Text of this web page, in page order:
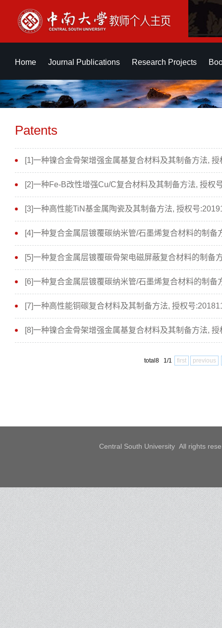
Home Journal Publications Research Projects
Patents
[1]一种镍合金骨架增强金属基复合材料及其制备方法,
[2]一种Fe-B改性增强Cu/C复合材料及其制备方法, 授权
[3]一种高性能TiN基金属陶瓷及其制备方法, 授权号
[4]一种复合金属层镀覆碳纳米管/石墨烯复合材料的制备
[5]一种复合金属层镀覆碳骨架电磁屏蔽复合材料的制备
[6]一种复合金属层镀覆碳纳米管/石墨烯复合材料的制备
[7]一种高性能铜碳复合材料及其制备方法, 授权号
[8]一种镍合金骨架增强金属基复合材料及其制备方法,
total8 1/1 first previous
Central South University All rights